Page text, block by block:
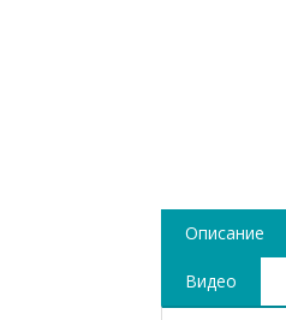
Описание
Видео